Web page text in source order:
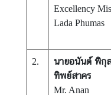
C
Excellency
Lada Phumas
2.
นายอนันต์ พิกุ
ทิพย์สาคร
Mr. Anan